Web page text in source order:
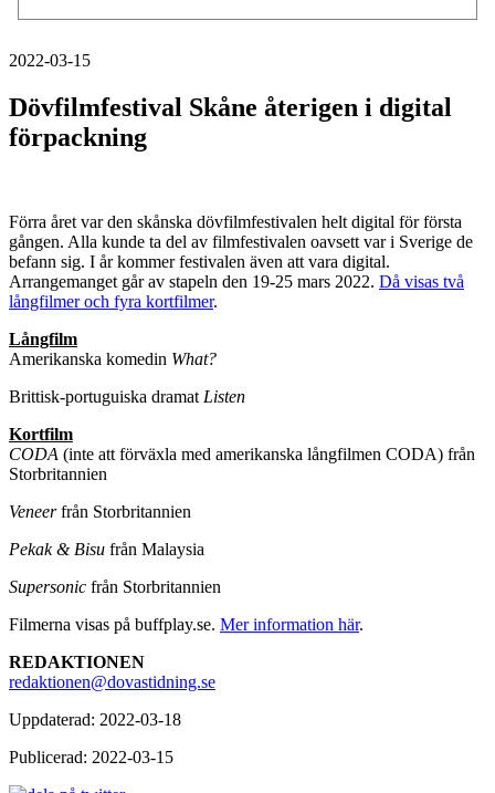
2022-03-15
Dövfilmfestival Skåne återigen i digital
förpackning
Förra året var den skånska dövfilmfestivalen helt digital för första
gången. Alla kunde ta del av filmfestivalen oavsett var i Sverige de
befann sig. I år kommer festivalen även att vara digital.
Arrangemanget går av stapeln den 19-25 mars 2022. Då visas två
långfilmer och fyra kortfilmer.
Långfilm
Amerikanska komedin What?
Brittisk-portuguiska dramat Listen
Kortfilm
CODA (inte att förväxla med amerikanska långfilmen CODA) från
Storbritannien
Veneerfrån Storbritannien
Pekak & Bisu från Malaysia
Supersonic från Storbritannien
Filmerna visas på buffplay.se. Mer information här.
REDAKTIONEN
redaktionen@dovastidning.se
Uppdaterad: 2022-03-18
Publicerad: 2022-03-15